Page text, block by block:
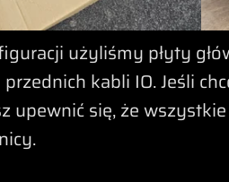
użyliśmy płyty
kabli IO. Jeśli
się, że wszystkie